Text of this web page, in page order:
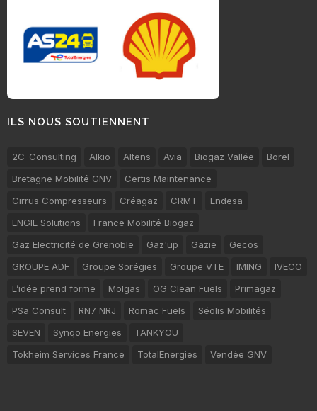
ILS NOUS SOUTIENNENT
2C-Consulting Alkio Altens Avia Biogaz Vallée
Borel
Bretagne Mobilité GNV
Certis Maintenance
Cirrus Compresseurs
Créagaz CRMT
Endesa
ENGIE Solutions
France Mobilité Biogaz
Gaz Electricité de Grenoble
Gaz'up Gazie
Gecos
GROUPE ADF
Groupe Sorégies Groupe VTE IMING
IVECO
L’idée prend forme
Molgas OG Clean Fuels
Primagaz
PSa Consult
RN7 NRJ Romac Fuels
Séolis Mobilités
SEVEN
Synqo Energies
TANKYOU
Tokheim Services France
TotalEnergies Vendée GNV